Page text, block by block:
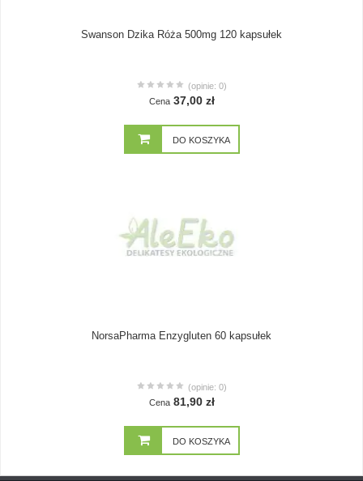
Swanson Dzika Róża 500mg 120 kapsułek
(opinie: 0)
Cena 37,00 zł
DO KOSZYKA
NorsaPharma Enzygluten 60 kapsułek
(opinie: 0)
Cena 81,90 zł
DO KOSZYKA